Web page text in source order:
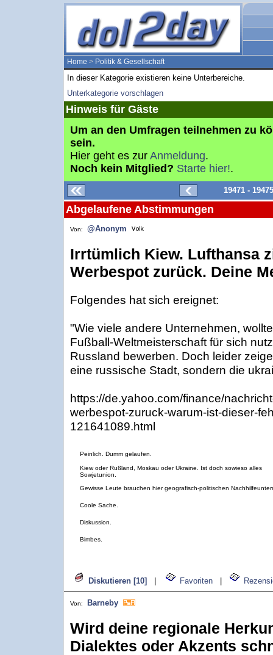
Home > Politik & Gesellschaft
In dieser Kategorie existieren keine Unterbereiche.
Unterkategorie vorschlagen
Hinweis für Gäste
Um an den Umfragen teilnehmen zu
sein.
Hier geht es zur Anmeldung.
Noch kein Mitglied? Starte hier!.
19471 -
Abgelaufene Abstimmungen
Von: @Anonym
Irrtümlich Kiew. Lufthansa
Werbespot zurück. Deine
Folgendes hat sich ereignet:
"Wie viele andere Unternehmen,
Fußball-Weltmeisterschaft für sich
Russland bewerben. Doch leider
eine russische Stadt, sondern die
https://de.yahoo.com/finance/
werbespot-zuruck-warum-ist-dieser-
121641089.html
Peinlich. Dumm gelaufen.
Kiew oder Rußland, Moskau oder Ukraine. Ist doch sowieso alles
Sowjetunion.
Gewisse Leute brauchen hier geografisch-politischen
Coole Sache.
Diskussion.
Bimbes.
Diskutieren [10] Favoriten
Von: Barneby
Wird deine regionale
Dialektes oder Akzents